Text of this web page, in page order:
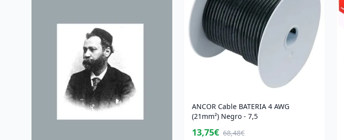
ANCOR Cable BATERIA 4 AWG
(21mm²) Negro - 7,5
13,75€ 68,48€